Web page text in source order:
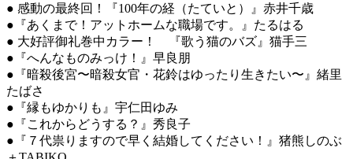
● 感動の最終回！『100年の経（たていと）』赤井千歳
●『あくまで！アットホームな職場です。』たるはる
● 大好評御礼巻中カラー！ 『歌う猫のバズ』猫手三
●『へんなものみっけ！』早良朋
●『暗殺後宮〜暗殺女官・花鈴はゆったり生きたい〜』緒里
たばさ
●『縁もゆかりも』宇仁田ゆみ
●『これからどうする？』秀良子
●『７代祟りますので早く結婚してください！』猪熊しのぶ